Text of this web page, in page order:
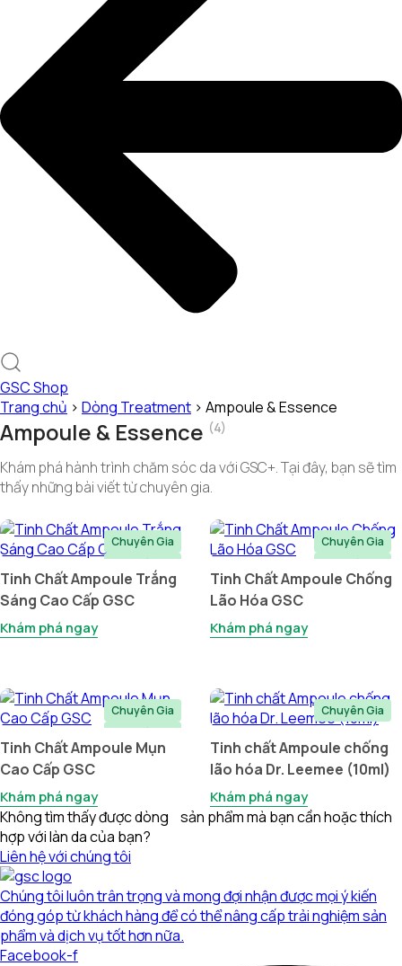
GSC Shop
Trang chủ > Dòng Treatment > Ampoule & Essence
Ampoule & Essence (4)
Khám phá hành trình chăm sóc da với GSC+. Tại đây, bạn sẽ tìm
thấy những bài viết từ chuyên gia.
Chuyên Gia
Tại Nhà
Tinh Chất Ampoule Trắng
Sáng Cao Cấp GSC
Khám phá ngay
Chuyên Gia
Tại Nhà
Tinh Chất Ampoule Chống
Lão Hóa GSC
Khám phá ngay
Chuyên Gia
Tại Nhà
Tinh Chất Ampoule Mụn
Cao Cấp GSC
Khám phá ngay
Chuyên Gia
Tinh chất Ampoule chống
lão hóa Dr. Leemee (10ml)
Khám phá ngay
Không tìm thấy được dòng sản phẩm mà bạn cần hoặc thích
hợp với làn da của bạn?
Liên hệ với chúng tôi
Chúng tôi luôn trân trọng và mong đợi nhận được mọi ý kiến
đóng góp từ khách hàng để có thể nâng cấp trải nghiệm sản
phẩm và dịch vụ tốt hơn nữa.
Facebook-f